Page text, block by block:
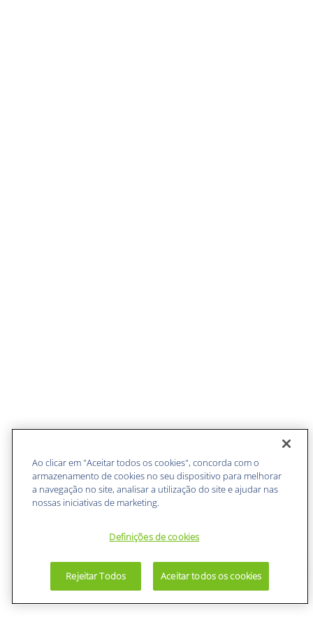
Ao clicar em "Aceitar todos os cookies", concorda com o
armazenamento de cookies no seu dispositivo para melhorar
a navegação no site, analisar a utilização do site e ajudar nas
nossas iniciativas de marketing.
Definições de cookies
Rejeitar Todos Aceitar todos os cookies